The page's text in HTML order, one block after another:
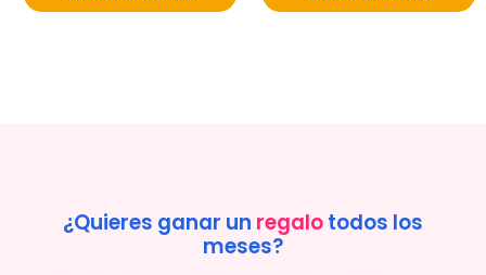
¿Quieres ganar un regalotodos los
meses?